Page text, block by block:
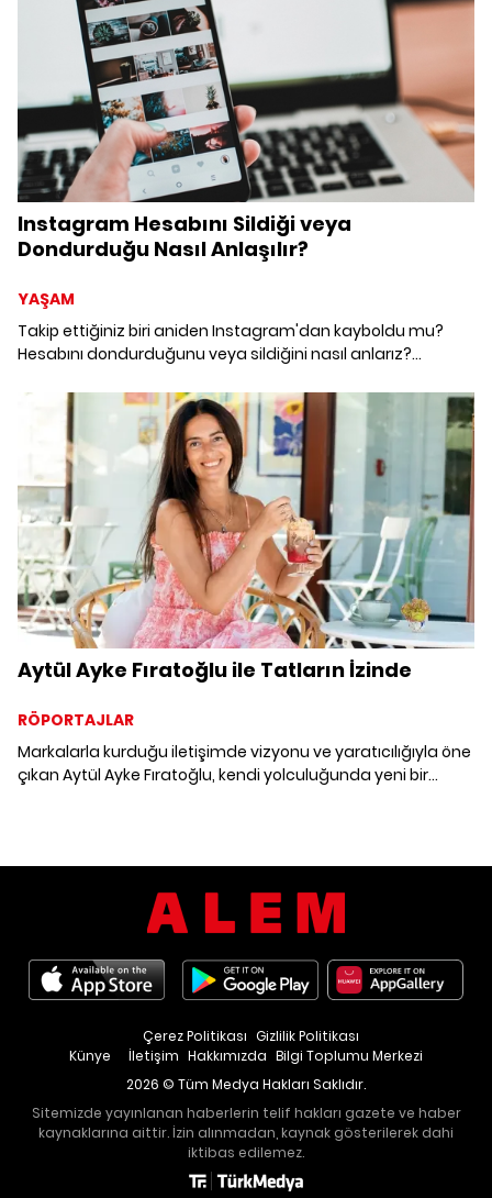
yeniden etkinleştirene kadar gizlenecektir. Telefondan
Instagram hesap dondurma nasıl yapılır? Instagram
hesabımı kalıcı olarak nasıl silerim? Instagram hesabı
geçici kapatma süresi ne kadar? Gelin, birlikte inceleyelim.
Instagram Hesabını Sildiği veya
Dondurduğu Nasıl Anlaşılır?
YAŞAM
Takip ettiğiniz biri aniden Instagram'dan kayboldu mu?
Hesabını dondurduğunu veya sildiğini nasıl anlarız?
sildiğini belirlemenin bir çok yöntemi mevcut. Gelin, birlikte
inceleyelim.
Aytül Ayke Fıratoğlu ile Tatların İzinde
RÖPORTAJLAR
Markalarla kurduğu iletişimde vizyonu ve yaratıcılığıyla öne
çıkan Aytül Ayke Fıratoğlu, kendi yolculuğunda yeni bir
Künye İletişim Hakkımızda Bilgi Toplumu Merkezi
Çerez Politikası Gizlilik Politikası
2026 © Tüm Medya Hakları Saklıdır.
Sitemizde yayınlanan haberlerin telif hakları gazete ve haber
kaynaklarına aittir. İzin alınmadan, kaynak gösterilerek dahi
iktibas edilemez.